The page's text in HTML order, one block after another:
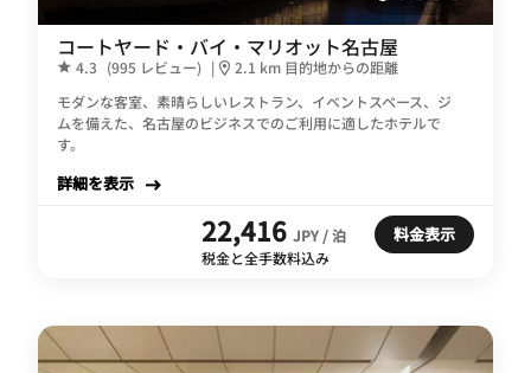
コートヤード・バイ・マリオット名古屋
4.3 (995 レビュー) |
2.1 km 目的地からの距離
モダンな客室、素晴らしいレストラン、イベントスペース、ジ
ムを備えた、名古屋のビジネスでのご利用に適したホテルで
す。
詳細を表示
22,416 JPY / 泊
税金と全手数料込み
料金表示